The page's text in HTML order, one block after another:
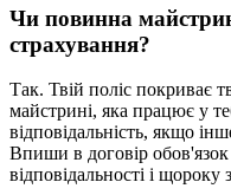
Чи повинна
страхування?
Так. Твій поліс покриває
майстрині, яка працює у
відповідальність, якщо
Впиши в договір
відповідальності і щороку